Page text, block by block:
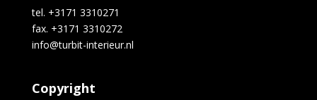
tel. +3171 3310271
fax. +3171 3310272
info@turbit-interieur.nl
Copyright